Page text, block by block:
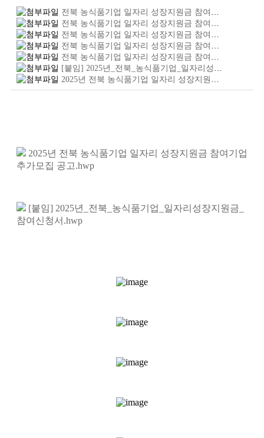
전북 농식품기업 일자리 성장지원금 참여기업 추가모집1.jpg
전북 농식품기업 일자리 성장지원금 참여기업 추가모집2.jpg
전북 농식품기업 일자리 성장지원금 참여기업 추가모집3.jpg
전북 농식품기업 일자리 성장지원금 참여기업 추가모집4.jpg
전북 농식품기업 일자리 성장지원금 참여기업 추가모집5.jpg
[붙임] 2025년_전북_농식품기업_일자리성장지원금_참여신청서.hwp
2025년 전북 농식품기업 일자리 성장지원금 참여기업 추가모집 공고.pdf
2025년 전북 농식품기업 일자리 성장지원금 참여기업
추가모집 공고.hwp
[붙임] 2025년_전북_농식품기업_일자리성장지원금_
참여신청서.hwp